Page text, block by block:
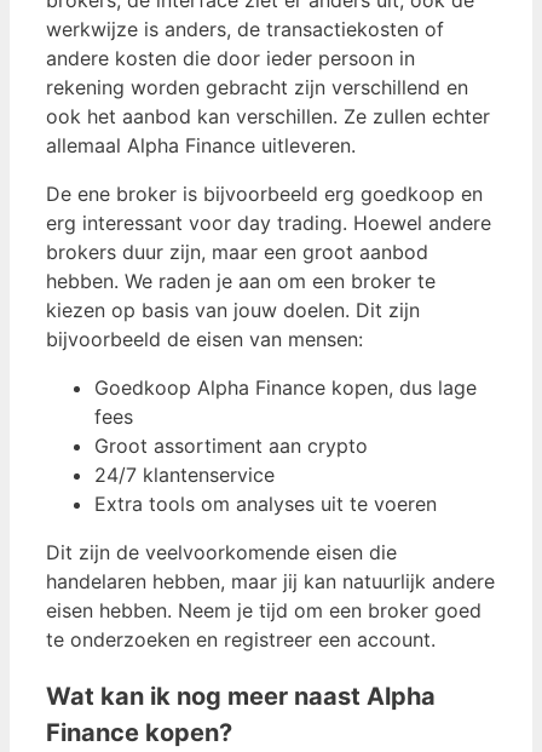
werkwijze is anders, de transactiekosten of
andere kosten die door ieder persoon in
rekening worden gebracht zijn verschillend en
ook het aanbod kan verschillen. Ze zullen echter
allemaal Alpha Finance uitleveren.
De ene broker is bijvoorbeeld erg goedkoop en
erg interessant voor day trading. Hoewel andere
brokers duur zijn, maar een groot aanbod
hebben. We raden je aan om een ​​broker te
kiezen op basis van jouw doelen. Dit zijn
bijvoorbeeld de eisen van mensen:
Goedkoop Alpha Finance kopen, dus lage
fees
Groot assortiment aan crypto
24/7 klantenservice
Extra tools om analyses uit te voeren
Dit zijn de veelvoorkomende eisen die
handelaren hebben, maar jij kan natuurlijk andere
eisen hebben. Neem je tijd om een broker goed
te onderzoeken en registreer een account.
Wat kan ik nog meer naast Alpha
Finance kopen?